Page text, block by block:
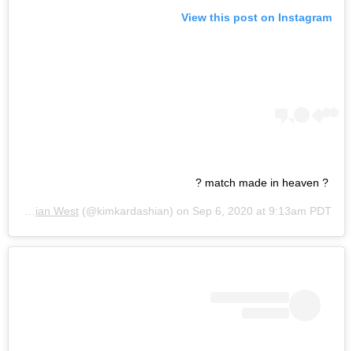
View this post on Instagram
? match made in heaven ?
Kim Kardashian West (@kimkardashian) on Sep 6, 2020 at 9:13am PDT